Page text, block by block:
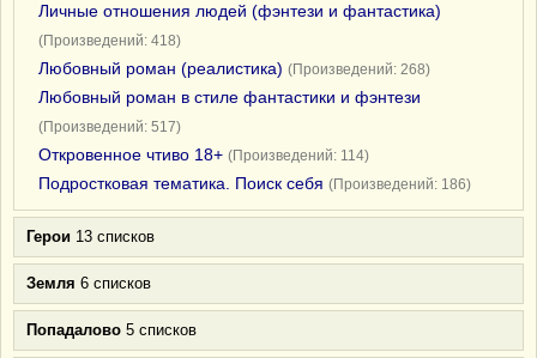
Личные отношения людей (фэнтези и фантастика)
(Произведений: 418)
Любовный роман (реалистика) (Произведений: 268)
Любовный роман в стиле фантастики и фэнтези
(Произведений: 517)
Откровенное чтиво 18+ (Произведений: 114)
Подростковая тематика. Поиск себя (Произведений: 186)
Герои 13 списков
Земля 6 списков
Попадалово 5 списков